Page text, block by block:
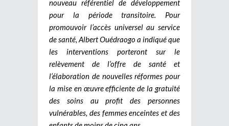
nouveau référentiel de développement
pour la période transitoire. Pour
promouvoir l’accès universel au service
de santé, Albert Ouédraogo a indiqué que
les interventions porteront sur le
relèvement de l’offre de santé et
l’élaboration de nouvelles réformes pour
la mise en œuvre efficiente de la gratuité
des soins au profit des personnes
vulnérables, des femmes enceintes et des